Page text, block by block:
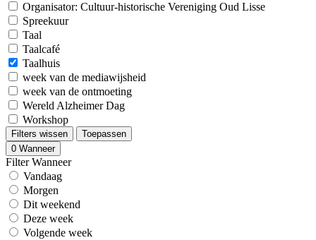
Organisator: Cultuur-historische Vereniging Oud Lisse
Spreekuur
Taal
Taalcafé
Taalhuis
week van de mediawijsheid
week van de ontmoeting
Wereld Alzheimer Dag
Workshop
Filters wissen
Toepassen
0 Wanneer
Filter Wanneer
Vandaag
Morgen
Dit weekend
Deze week
Volgende week